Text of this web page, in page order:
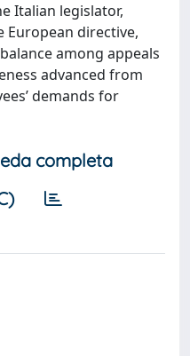
Italian legislator,
directive,
among appeals
advanced from
demands for
completa